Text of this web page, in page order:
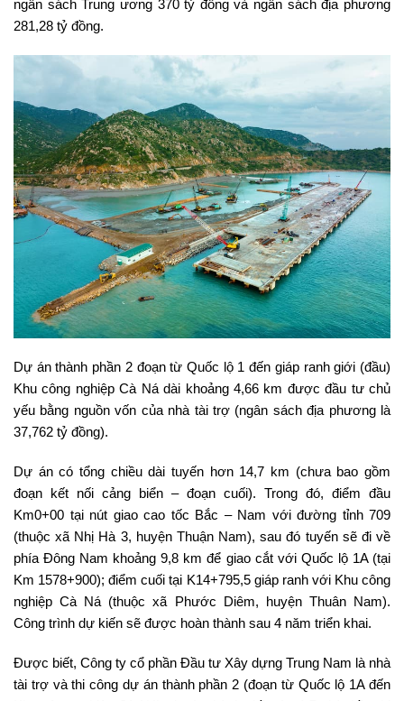
ngân sách Trung ương 370 tỷ đồng và ngân sách địa phương
281,28 tỷ đồng.
Dự án thành phần 2 đoạn từ Quốc lộ 1 đến giáp ranh giới (đầu)
Khu công nghiệp Cà Ná dài khoảng 4,66 km được đầu tư chủ
yếu bằng nguồn vốn của nhà tài trợ (ngân sách địa phương là
37,762 tỷ đồng).
Dự án có tổng chiều dài tuyến hơn 14,7 km (chưa bao gồm
đoạn kết nối cảng biển – đoạn cuối). Trong đó, điểm đầu
Km0+00 tại nút giao cao tốc Bắc – Nam với đường tỉnh 709
(thuộc xã Nhị Hà 3, huyện Thuận Nam), sau đó tuyến sẽ đi về
phía Đông Nam khoảng 9,8 km để giao cắt với Quốc lộ 1A (tại
Km 1578+900); điểm cuối tại K14+795,5 giáp ranh với Khu công
nghiệp Cà Ná (thuộc xã Phước Diêm, huyện Thuân Nam).
Công trình dự kiến sẽ được hoàn thành sau 4 năm triển khai.
Được biết, Công ty cổ phần Đầu tư Xây dựng Trung Nam là nhà
tài trợ và thi công dự án thành phần 2 (đoạn từ Quốc lộ 1A đến